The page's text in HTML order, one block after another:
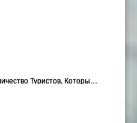
Хорватия Ограничивает Количество Туристов, Которые…